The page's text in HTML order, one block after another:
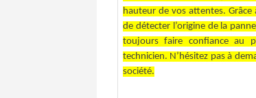
hauteur de vos attentes.
de détecter l’origine de la
toujours faire confiance au
technicien. N’hésitez pas à
société.